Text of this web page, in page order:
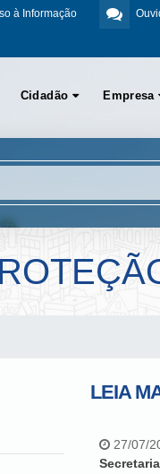
à Informação
Cidadão Empresa
LEIA
27/07/